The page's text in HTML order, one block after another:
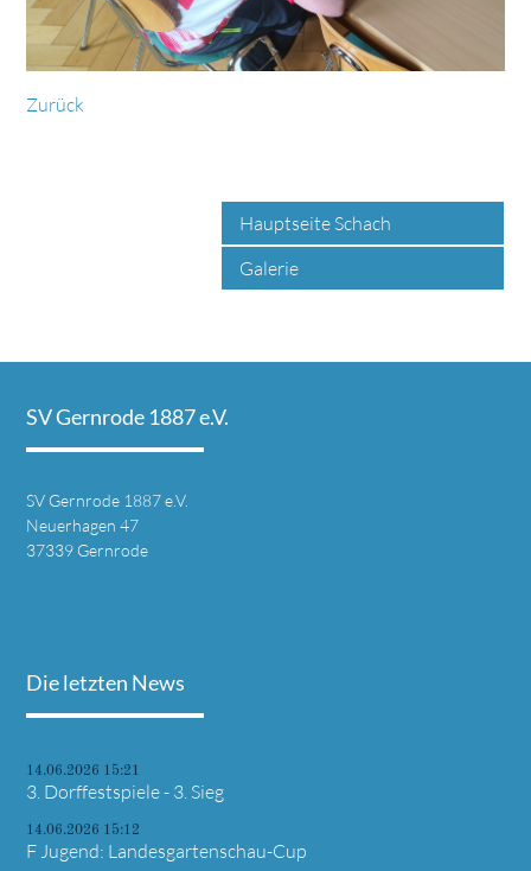
Zurück
Hauptseite Schach
Galerie
SV Gernrode 1887 e.V.
SV Gernrode 1887 e.V.
Neuerhagen 47
37339 Gernrode
Die letzten News
14.06.2026 15:21
3. Dorffestspiele - 3. Sieg
14.06.2026 15:12
F Jugend: Landesgartenschau-Cup